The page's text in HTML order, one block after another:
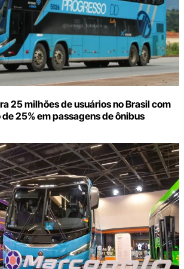
25 milhões de usuários no Brasil com
25% em passagens de ônibus